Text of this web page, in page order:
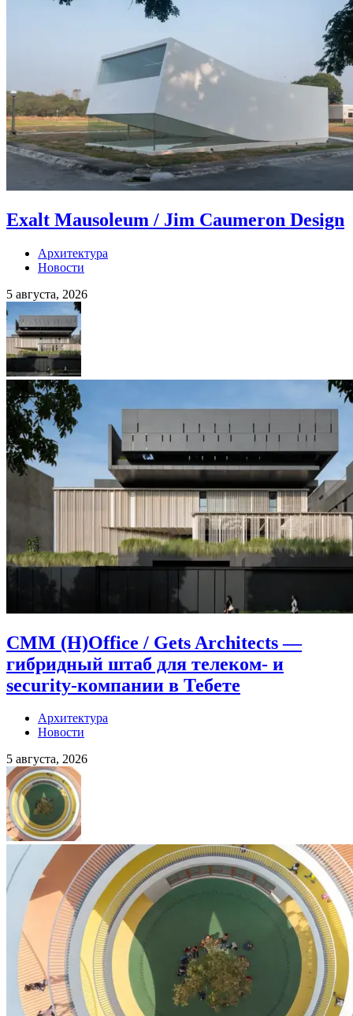
Exalt Mausoleum / Jim Caumeron Design
Архитектура
Новости
5 августа, 2026
CMM (H)Office / Gets Architects —
гибридный штаб для телеком- и
security-компании в Тебете
Архитектура
Новости
5 августа, 2026